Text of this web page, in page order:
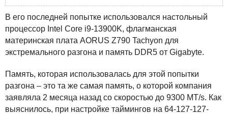
В его последней попытке использовался настольный
процессор Intel Core i9-13900K, флагманская
материнская плата AORUS Z790 Tachyon для
экстремального разгона и память DDR5 от Gigabyte.
Память, которая использовалась для этой попытки
разгона – это та же самая память, о которой компания
заявляла 2 месяца назад со скоростью до 9300 MT/s. Как
выяснилось, при настройке таймингов на 64-127-127-